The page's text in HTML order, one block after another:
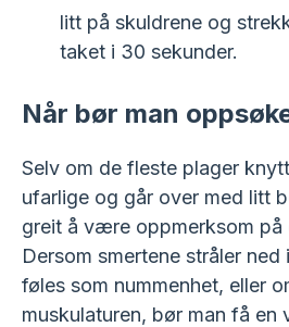
litt på skuldrene og
taket i 30 sekunder.
Når bør man
Selv om de fleste plager
ufarlige og går over med litt
greit å være oppmerksom på
Dersom smertene stråler ned
føles som nummenhet, eller
muskulaturen, bør man få en